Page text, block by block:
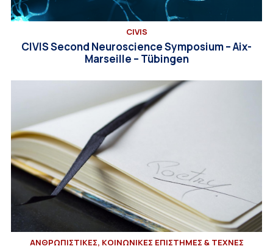
CIVIS
CIVIS Second Neuroscience Symposium – Aix-
Marseille – Tübingen
ΑΝΘΡΩΠΙΣΤΙΚΕΣ, ΚΟΙΝΩΝΙΚΕΣ ΕΠΙΣΤΗΜΕΣ & ΤΕΧΝΕΣ